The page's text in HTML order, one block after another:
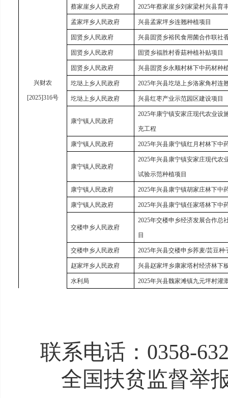
兴财农
[2025]316号
蔡家崖乡人民政府 2025年蔡家崖乡刘家梁村兴县育
孟家坪乡人民政府 兴县孟家坪乡连翘种植项目
固贤乡人民政府 兴县固贤乡裕民食用菌合作联社
固贤乡人民政府 固贤乡福胜村香菇种植补贴项目
固贤乡人民政府 兴县固贤乡永顺村林下中药材种
圪垯上乡人民政府 2025年兴县圪垯上乡洛家角村连
圪垯上乡人民政府 兴县红枣产业示范园区建设项目
康宁镇人民政府
2025年康宁镇安家庄现代农业设
充工程
康宁镇人民政府 2025年兴县康宁镇红月村林下中
康宁镇人民政府
2025年兴县康宁镇安家庄现代农
试验示范种植项目
康宁镇人民政府 2025年兴县康宁镇胡家庄林下中
康宁镇人民政府 2025年兴县康宁镇任家塔林下中
交楼申乡人民政府
2025年交楼申乡经济发展合作总
目
交楼申乡人民政府 2025年兴县交楼申乡荞麦/芸豆种
赵家坪乡人民政府 兴县赵家坪乡康家塔村经济林下
水利局 2025年兴县魏家滩镇九元坪村灌
联系电话： 0358-
全国扶贫监督举